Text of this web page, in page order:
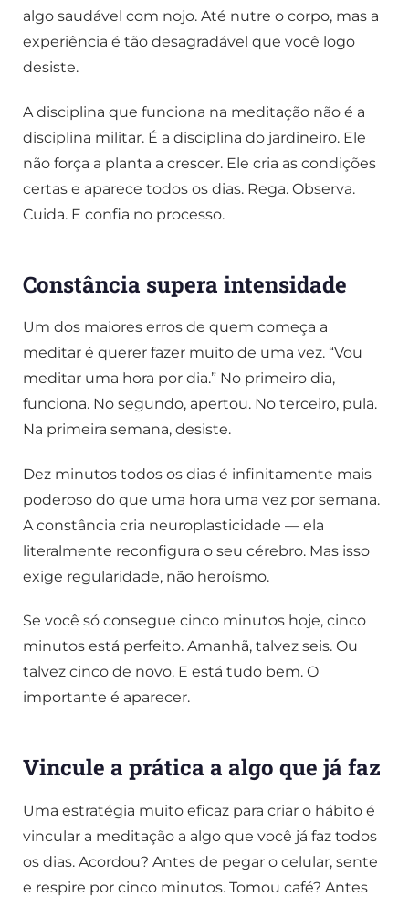
algo saudável com nojo. Até nutre o corpo, mas a
experiência é tão desagradável que você logo
desiste.
A disciplina que funciona na meditação não é a
disciplina militar. É a disciplina do jardineiro. Ele
não força a planta a crescer. Ele cria as condições
certas e aparece todos os dias. Rega. Observa.
Cuida. E confia no processo.
Constância supera intensidade
Um dos maiores erros de quem começa a
meditar é querer fazer muito de uma vez. “Vou
meditar uma hora por dia.” No primeiro dia,
funciona. No segundo, apertou. No terceiro, pula.
Na primeira semana, desiste.
Dez minutos todos os dias é infinitamente mais
poderoso do que uma hora uma vez por semana.
A constância cria neuroplasticidade — ela
literalmente reconfigura o seu cérebro. Mas isso
exige regularidade, não heroísmo.
Se você só consegue cinco minutos hoje, cinco
minutos está perfeito. Amanhã, talvez seis. Ou
talvez cinco de novo. E está tudo bem. O
importante é aparecer.
Vincule a prática a algo que já faz
Uma estratégia muito eficaz para criar o hábito é
vincular a meditação a algo que você já faz todos
os dias. Acordou? Antes de pegar o celular, sente
e respire por cinco minutos. Tomou café? Antes